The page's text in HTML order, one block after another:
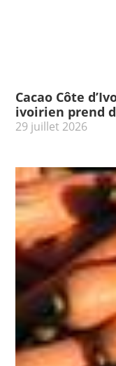
Cacao Côte
ivoirien prend
29 juillet 2026